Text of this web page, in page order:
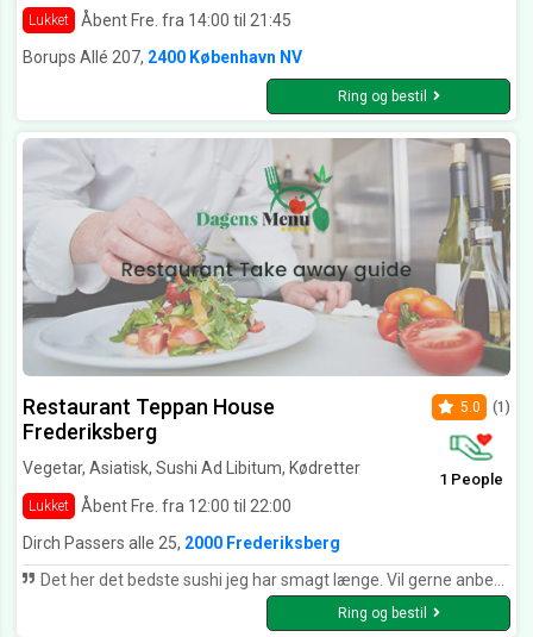
Lukket
Åbent Fre. fra 14:00 til 21:45
Borups Allé 207, 2400 København NV
Ring og bestil
Restaurant Teppan House
Frederiksberg
Vegetar, Asiatisk, Sushi Ad Libitum, Kødretter
Lukket Åbent Fre. fra 12:00 til 22:00
5.0 (1)
1 People
Dirch Passers alle 25, 2000 Frederiksberg
Det her det bedste sushi jeg har smagt længe. Vil gerne anbefale restauranten til andre????✅
Ring og bestil